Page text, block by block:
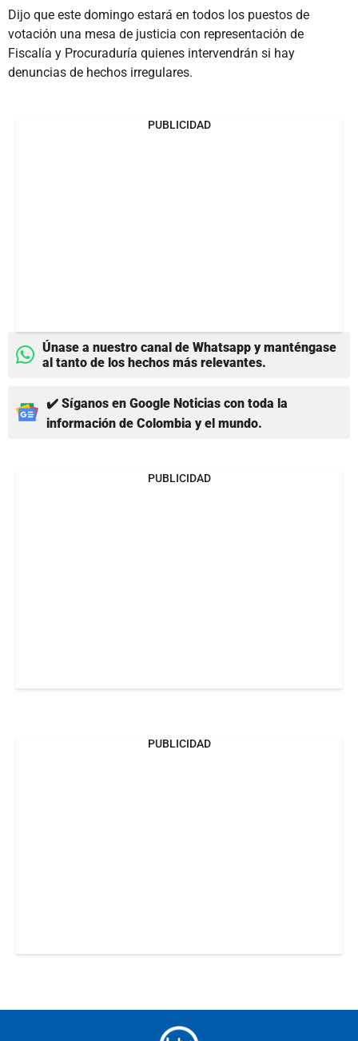
Dijo que este domingo estará en todos los puestos de
votación una mesa de justicia con representación de
Fiscalía y Procuraduría quienes intervendrán si hay
denuncias de hechos irregulares.
PUBLICIDAD
Únase a nuestro canal de Whatsapp y manténgase
al tanto de los hechos más relevantes.
✔️ Síganos en Google Noticias con toda la
información de Colombia y el mundo.
PUBLICIDAD
PUBLICIDAD